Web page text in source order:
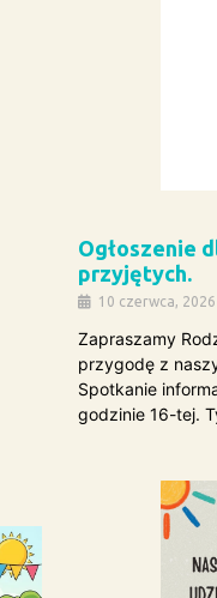
Ogłoszenie
przyjętych.
10 czerwca, 2026
Zapraszamy
przygodę z
Spotkanie
godzinie 16-tej.